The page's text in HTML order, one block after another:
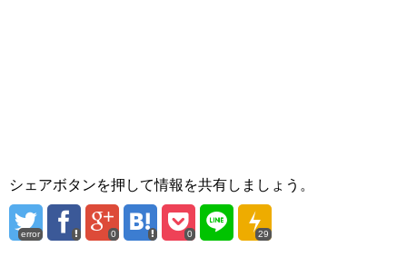
シェアボタンを押して情報を共有しましょう。
error 0 0 29